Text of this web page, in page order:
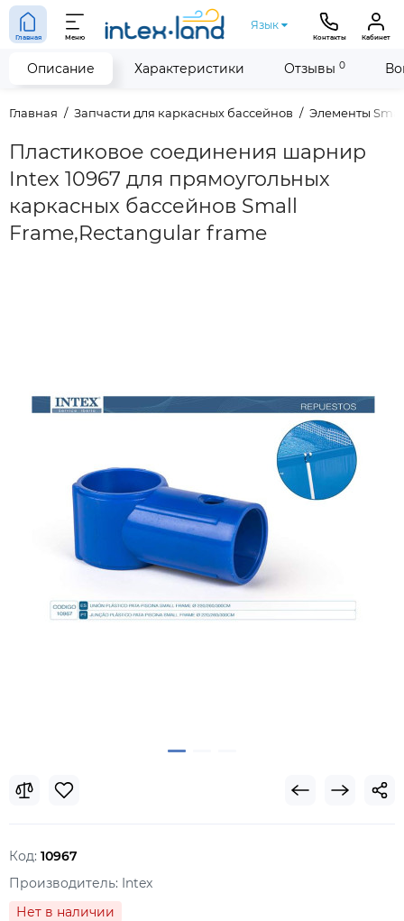
Главная Меню
Язык
Контакты Кабинет
Главная Запчасти для каркасных бассейнов Элементы
Пластиковое соединения шарнир
Intex 10967 для прямоугольных
каркасных бассейнов Small
Frame,Rectangular frame
Код: 10967
Производитель: Intex
Нет в наличии
Описание Характеристики Отзывы 0